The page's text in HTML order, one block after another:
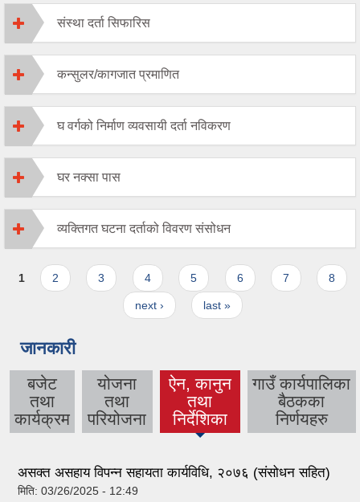
संस्था दर्ता सिफारिस
कन्सुलर/कागजात प्रमाणित
घ वर्गको निर्माण व्यवसायी दर्ता नविकरण
घर नक्सा पास
व्यक्तिगत घटना दर्ताको विवरण संसोधन
Pages
1 2 3 4 5 6 7 8
next › last »
जानकारी
बजेट
तथा
कार्यक्रम
योजना
तथा
परियोजना
ऐन, कानुन
तथा
निर्देशिका
(active
tab)
गाउँ कार्यपालिका
बैठकका
निर्णयहरु
असक्त असहाय विपन्न सहायता कार्यविधि, २०७६ (संसोधन सहित)
मिति: 03/26/2025 - 12:49